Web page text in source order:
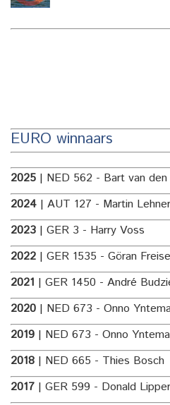
EURO winnaars
2025 | NED 562 - Bart van den
2024 | AUT 127 - Martin Lehner
2023 | GER 3 - Harry Voss
2022 | GER 1535 - Göran Freise
2021 | GER 1450 - André
2020 | NED 673 - Onno
2019 | NED 673 - Onno Yntema
2018 | NED 665 - Thies Bosch
2017 | GER 599 - Donald